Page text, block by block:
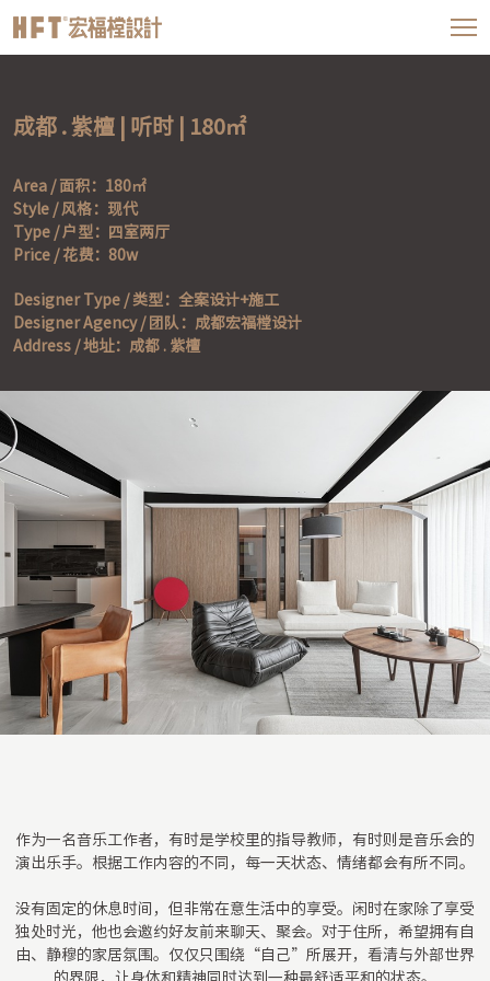
成都 . 紫檀 | 听时 | 180㎡
Area / 面积：180㎡
Style / 风格：现代
Type / 户型：四室两厅
Price / 花费：80w
Designer Type / 类型：全案设计+施工
Designer Agency / 团队：成都宏福樘设计
Address / 地址：成都 . 紫檀
作为一名音乐工作者，有时是学校里的指导教师，有时则是音乐会的
演出乐手。根据工作内容的不同，每一天状态、情绪都会有所不同。
没有固定的休息时间，但非常在意生活中的享受。闲时在家除了享受
独处时光，他也会邀约好友前来聊天、聚会。对于住所，希望拥有自
由、静穆的家居氛围。仅仅只围绕“自己”所展开，看清与外部世界
的界限，让身体和精神同时达到一种最舒适平和的状态。